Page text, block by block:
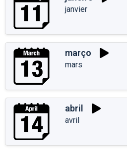
janvier
março
mars
abril
avril